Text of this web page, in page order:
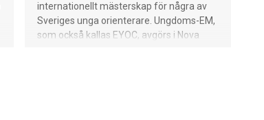
internationellt mästerskap för några av
Sveriges unga orienterare. Ungdoms-EM,
som också kallas EYOC, avgörs i Nova